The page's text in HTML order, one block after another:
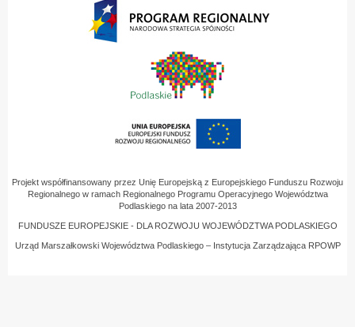
Projekt współfinansowany przez Unię Europejską z Europejskiego Funduszu Rozwoju
Regionalnego w ramach Regionalnego Programu Operacyjnego Województwa
Podlaskiego na lata 2007-2013
FUNDUSZE EUROPEJSKIE - DLA ROZWOJU WOJEWÓDZTWA PODLASKIEGO
Urząd Marszałkowski Województwa Podlaskiego – Instytucja Zarządzająca RPOWP